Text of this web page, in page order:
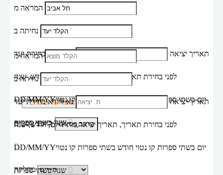
המראה מ
נחיתה ב
תאריך יציאה נא לוודא בחירת יעד
לפני בחירת תאריך, מתי? יום, חודש, שנה
DD/MM/YYיום בשתי ספרות קו נטוי חודש בשתי ספרות קו נטוי
שנה בשתי ספרות
המראה מ
נחיתה ב
תאריך יציאה נא לוודא בחירת יעד
לפני בחירת תאריך, תאריך יציאה,מתי? יום, חודש, שנה
DD/MM/YYיום בשתי ספרות קו נטוי חודש בשתי ספרות קו נטוי
הוסף עוד טיסה
הרכב נוסעים
מחלקה